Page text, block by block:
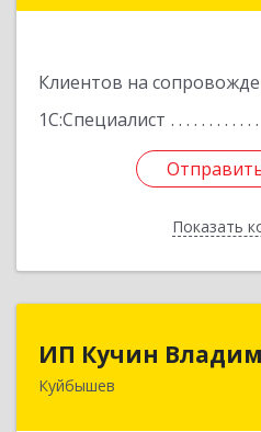
Клиентов на
1С:Специалист
Показать
ИП Кучин
Куйбышев632387,